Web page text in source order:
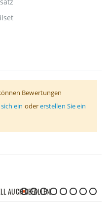
Bewertungen
ein odererstellen Sie ein
AUCH GEFALLEN!